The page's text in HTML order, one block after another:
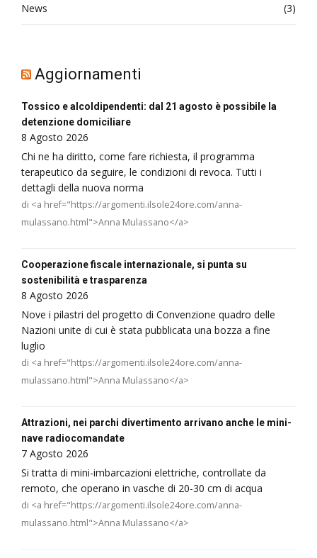
News (3)
Aggiornamenti
Tossico e alcoldipendenti: dal 21 agosto è possibile la
detenzione domiciliare
8 Agosto 2026
Chi ne ha diritto, come fare richiesta, il programma
terapeutico da seguire, le condizioni di revoca. Tutti i
dettagli della nuova norma
di <a href="https://argomenti.ilsole24ore.com/anna-
mulassano.html">Anna Mulassano</a>
Cooperazione fiscale internazionale, si punta su
sostenibilità e trasparenza
8 Agosto 2026
Nove i pilastri del progetto di Convenzione quadro delle
Nazioni unite di cui è stata pubblicata una bozza a fine
luglio
di <a href="https://argomenti.ilsole24ore.com/anna-
mulassano.html">Anna Mulassano</a>
Attrazioni, nei parchi divertimento arrivano anche le mini-
nave radiocomandate
7 Agosto 2026
Si tratta di mini-imbarcazioni elettriche, controllate da
remoto, che operano in vasche di 20-30 cm di acqua
di <a href="https://argomenti.ilsole24ore.com/anna-
mulassano.html">Anna Mulassano</a>